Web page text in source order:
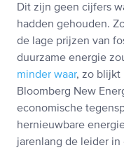
Dit zijn geen cijfers
hadden gehouden.
de lage prijzen van
duurzame energie
minder waar, zo blijkt
Bloomberg New
economische
hernieuwbare
jarenlang de leider in